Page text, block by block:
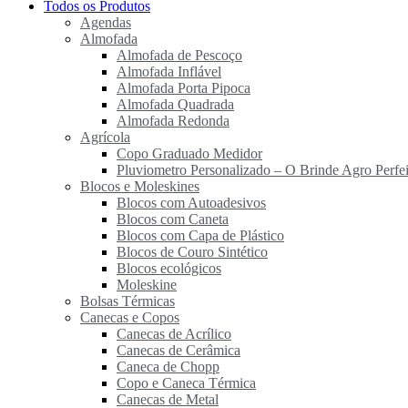
Todos os Produtos
Agendas
Almofada
Almofada de Pescoço
Almofada Inflável
Almofada Porta Pipoca
Almofada Quadrada
Almofada Redonda
Agrícola
Copo Graduado Medidor
Pluviometro Personalizado – O Brinde Agro
Blocos e Moleskines
Blocos com Autoadesivos
Blocos com Caneta
Blocos com Capa de Plástico
Blocos de Couro Sintético
Blocos ecológicos
Moleskine
Bolsas Térmicas
Canecas e Copos
Canecas de Acrílico
Canecas de Cerâmica
Caneca de Chopp
Copo e Caneca Térmica
Canecas de Metal